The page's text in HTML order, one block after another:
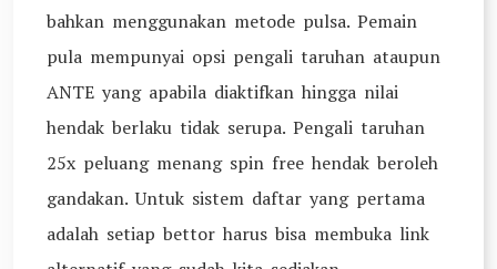
bahkan menggunakan metode pulsa. Pemain
pula mempunyai opsi pengali taruhan ataupun
ANTE yang apabila diaktifkan hingga nilai
hendak berlaku tidak serupa. Pengali taruhan
25x peluang menang spin free hendak beroleh
gandakan. Untuk sistem daftar yang pertama
adalah setiap bettor harus bisa membuka link